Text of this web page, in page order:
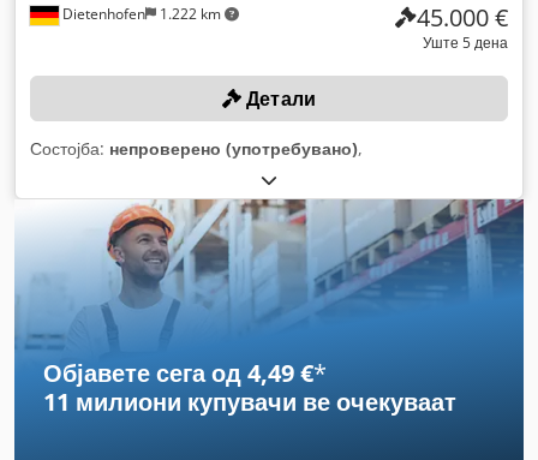
Dietenhofen 1.222 km 45.000 €
Уште 5 дена
Детали
Состојба: непроверено (употребувано),
Објавете сега од 4,49 €*
11 милиони купувачи ве очекуваат